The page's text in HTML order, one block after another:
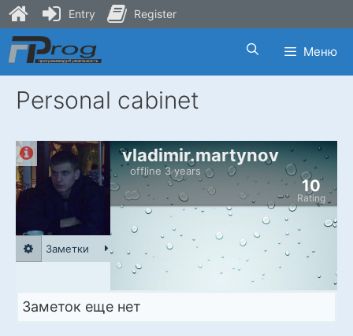
Skip
to
content
Меню
Personal cabinet
vladimir.martynov
offline 3 years
Rating
10
Заметки
Заметок еще нет
Entry Register